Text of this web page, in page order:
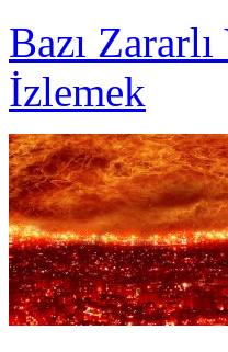
Bazı Zararlı
İzlemek